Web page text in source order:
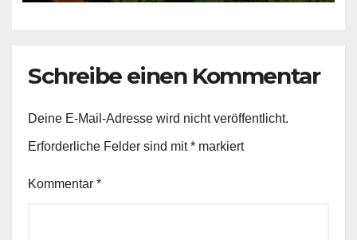
Schreibe einen Kommentar
Deine E-Mail-Adresse wird nicht veröffentlicht.
Erforderliche Felder sind mit* markiert
Kommentar *